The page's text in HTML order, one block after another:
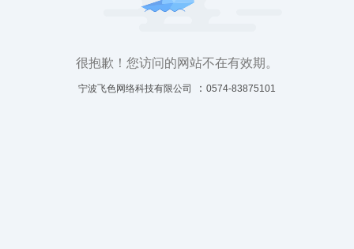
很抱歉！您访问的网站不在有效期。
宁波飞色网络科技有限公司 ： 0574-83875101